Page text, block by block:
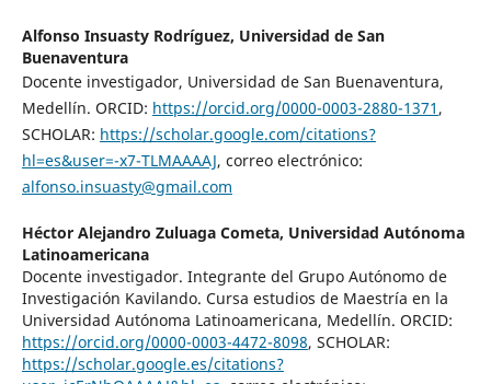
Alfonso Insuasty Rodríguez, Universidad de San
Buenaventura
Docente investigador, Universidad de San Buenaventura,
Medellín. ORCID: https://orcid.org/0000-0003-2880-1371 ,
SCHOLAR: https://scholar.google.com/citations?
hl=es&user=-x7-TLMAAAAJ, correo electrónico:
alfonso.insuasty@gmail.com
Héctor Alejandro Zuluaga Cometa, Universidad Autónoma
Latinoamericana
Docente investigador. Integrante del Grupo Autónomo de
Investigación Kavilando. Cursa estudios de Maestría en la
Universidad Autónoma Latinoamericana, Medellín. ORCID:
https://orcid.org/0000-0003-4472-8098, SCHOLAR:
https://scholar.google.es/citations?